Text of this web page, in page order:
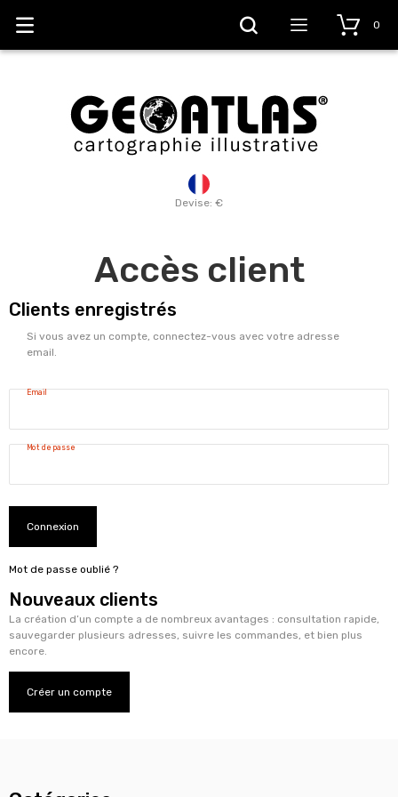
Devise: €
0
Accès client
Clients enregistrés
Si vous avez un compte, connectez-vous avec votre adresse
email.
Email
Mot de passe
Connexion
Mot de passe oublié ?
Nouveaux clients
La création d’un compte a de nombreux avantages : consultation rapide,
sauvegarder plusieurs adresses, suivre les commandes, et bien plus
encore.
Créer un compte